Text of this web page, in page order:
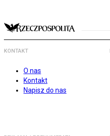
KONTAKT
O nas
Kontakt
Napisz do nas